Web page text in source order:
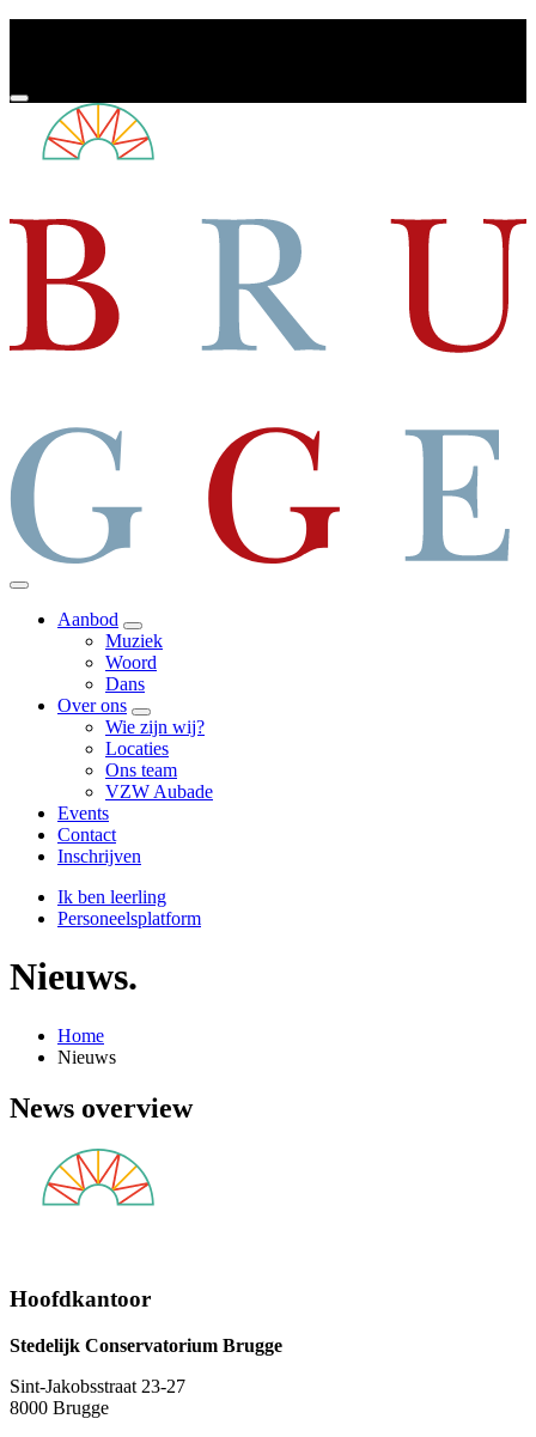
Aanbod
Muziek
Woord
Dans
Over ons
Wie zijn wij?
Locaties
Ons team
VZW Aubade
Events
Contact
Inschrijven
Ik ben leerling
Personeelsplatform
Nieuws.
Home
Nieuws
News overview
Hoofdkantoor
Stedelijk Conservatorium Brugge
Sint-Jakobsstraat 23-27
8000 Brugge